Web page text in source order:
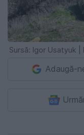
Sursă: Igor Usatyuk
Adaugă-